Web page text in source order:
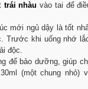
trái nhàu vào tai để
mới ngủ dậy là tốt
Trước khi uống nhớ
độc.
để bảo dưỡng, giúp
(một chung nhỏ)